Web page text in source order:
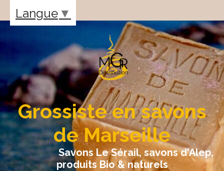
Grossiste en savons
de Marseille
Savons Le Sérail, savons d'Alep,
produits Bio & naturels
Langue ▼